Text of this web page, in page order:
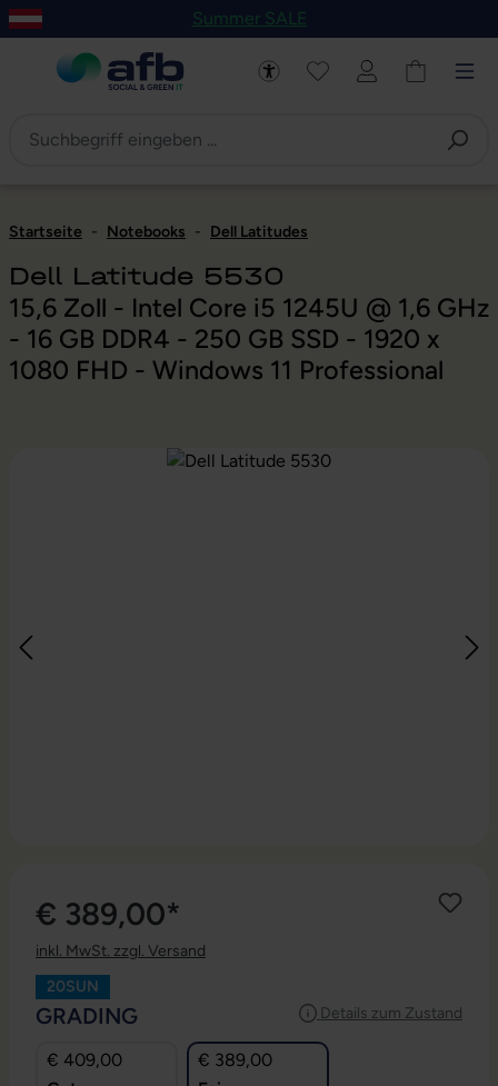
Hauptinhalt springen
Zur Navigation der B2B-Plattform springen
Summer SALE
Startseite - Notebooks - Dell Latitudes
Dell Latitude 5530
15,6 Zoll - Intel Core i5 1245U @ 1,6 GHz
- 16 GB DDR4 - 250 GB SSD - 1920 x
1080 FHD - Windows 11 Professional
Bildergalerie überspringen
€ 389,00*
inkl. MwSt. zzgl. Versand
20SUN
Details zum Zustand
GRADING
€ 409,00
€ 389,00